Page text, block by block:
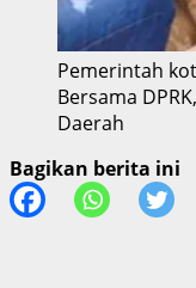
Pemerintah
Bersama
Daerah
Bagikan berita ini